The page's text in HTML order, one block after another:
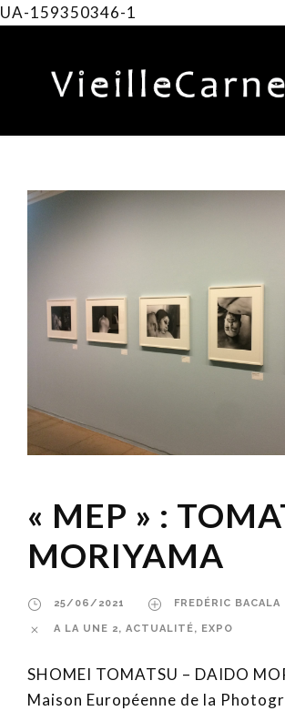
UA-159350346-1
« MEP » :
MORIYAMA
25/06/2021 FREDÉRIC BACALA
A LA UNE 2, ACTUALITÉ, EXPO
SHOMEI TOMATSU – DAIDO
Maison Européenne de la